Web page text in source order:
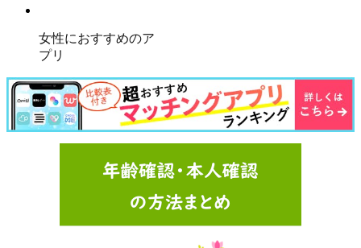
女性におすすめのア
プリ